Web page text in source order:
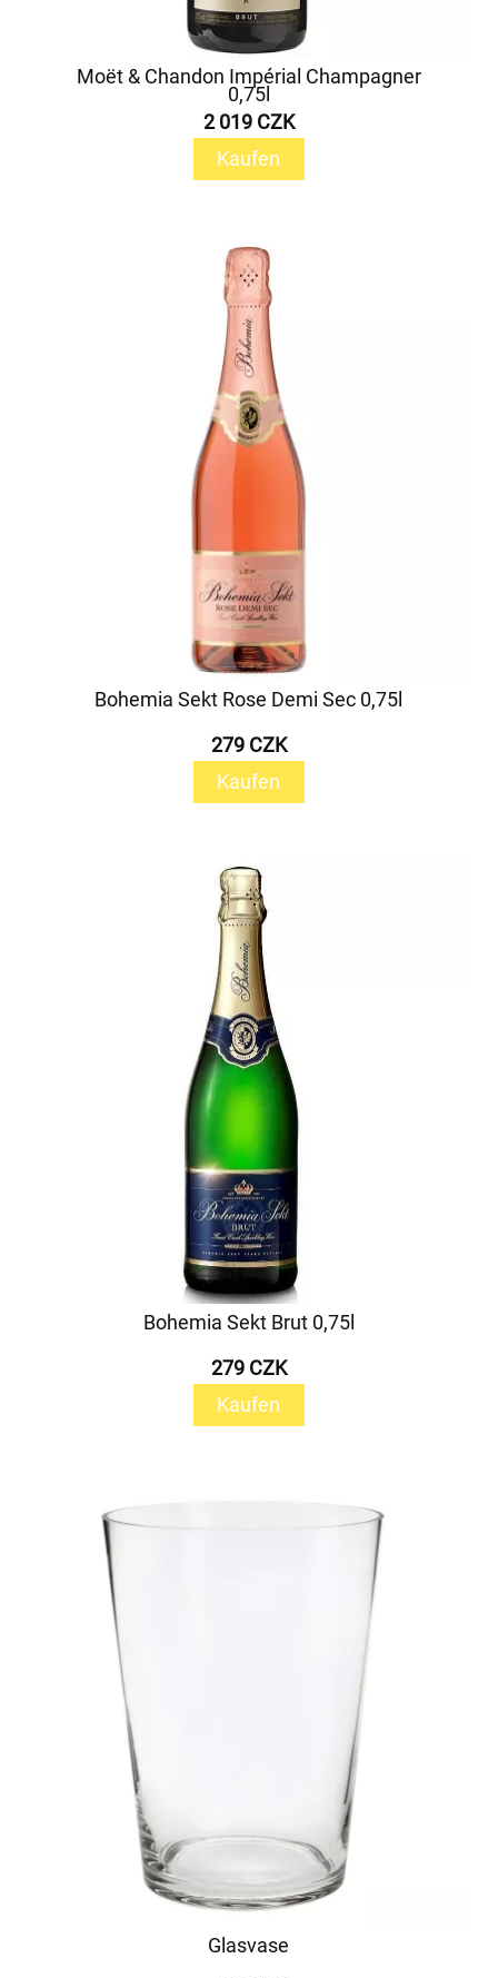
Moët & Chandon Impérial Champagner
0,75l
2 019 CZK
Kaufen
Bohemia Sekt Rose Demi Sec 0,75l
279 CZK
Kaufen
Bohemia Sekt Brut 0,75l
279 CZK
Kaufen
Glasvase